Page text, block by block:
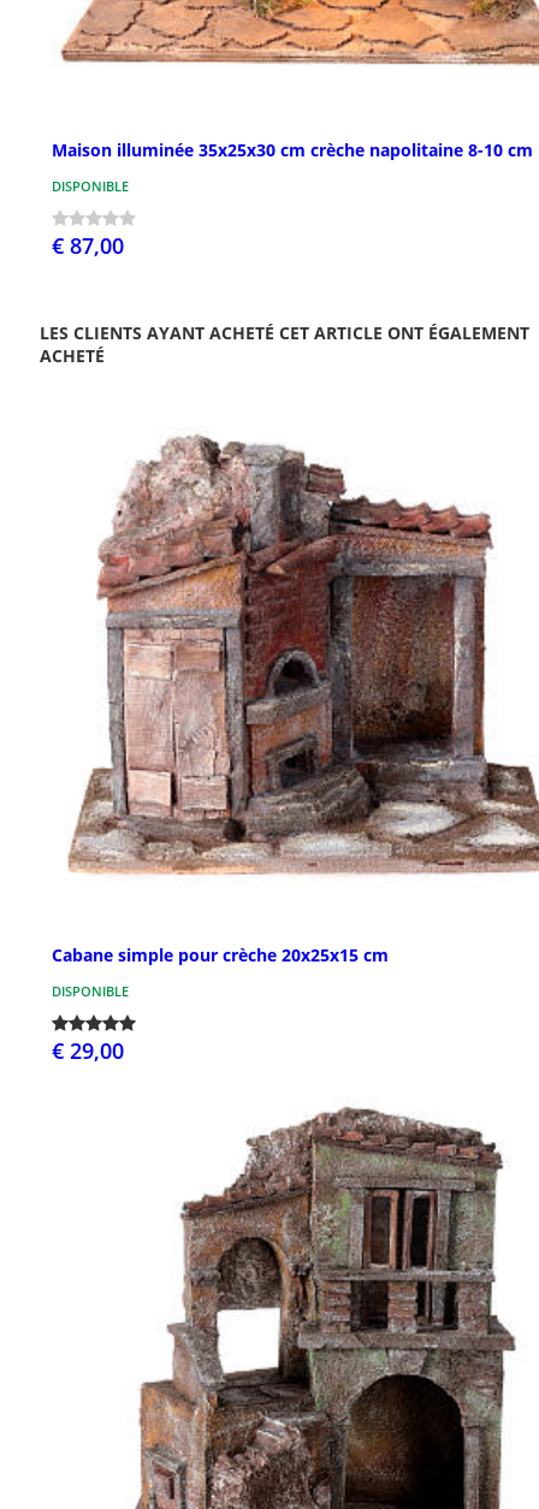
Maison illuminée 35x25x30 cm crèche napolitaine 8-10 cm
DISPONIBLE
€ 87,00
LES CLIENTS AYANT ACHETÉ CET ARTICLE ONT ÉGALEMENT
ACHETÉ
Cabane simple pour crèche 20x25x15 cm
DISPONIBLE
€ 29,00